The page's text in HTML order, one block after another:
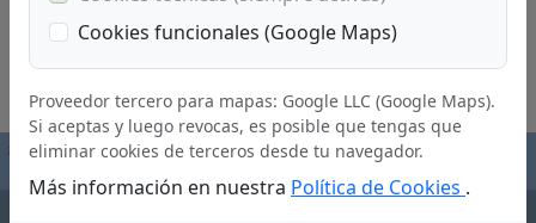
Cookies funcionales (Google Maps)
Proveedor tercero para mapas: Google LLC (Google Maps).
Si aceptas y luego revocas, es posible que tengas que
eliminar cookies de terceros desde tu navegador.
Más información en nuestra Política de Cookies .